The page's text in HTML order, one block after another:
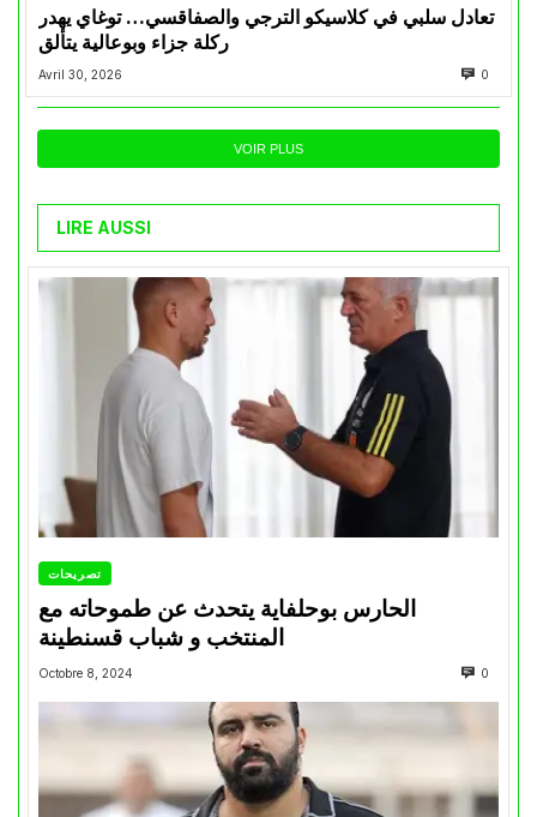
تعادل سلبي في كلاسيكو الترجي والصفاقسي… توغاي يهدر
ركلة جزاء وبوعالية يتألق
Avril 30, 2026 0
VOIR PLUS
LIRE AUSSI
تصريحات
الحارس بوحلفاية يتحدث عن طموحاته مع
المنتخب و شباب قسنطينة
Octobre 8, 2024 0